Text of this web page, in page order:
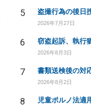
5
2026年7月27日
6 窃盗起訴、執行
2026年8月3日
7
2026年8月2日
8 児童ポルノ法適